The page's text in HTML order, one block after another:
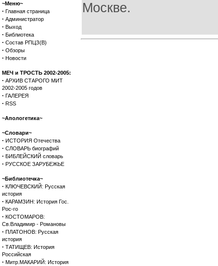
~Меню~
· Главная страница
· Администратор
· Выход
· Библиотека
· Состав РПЦЗ(В)
· Обзоры
· Новости
МЕЧ и ТРОСТЬ 2002-2005:
· АРХИВ СТАРОГО МИТ
2002-2005 годов
· ГАЛЕРЕЯ
· RSS
~Апологетика~
~Словари~
· ИСТОРИЯ Отечества
· СЛОВАРЬ биографий
· БИБЛЕЙСКИЙ словарь
· РУССКОЕ ЗАРУБЕЖЬЕ
~Библиотечка~
· КЛЮЧЕВСКИЙ: Русская
история
· КАРАМЗИН: История Гос.
Рос-го
· КОСТОМАРОВ:
Св.Владимир - Романовы
· ПЛАТОНОВ: Русская
история
· ТАТИЩЕВ: История
Российская
· Митр.МАКАРИЙ: История
Москве.